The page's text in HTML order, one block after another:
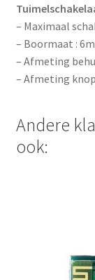
– Maximaal
– Boormaat :
– Afmeting
– Afmeting
Andere
ook: